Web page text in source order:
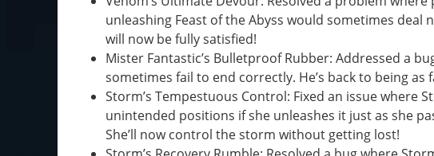
unleashing Feast of the Abyss would sometimes deal
will now be fully satisfied!
Mister Fantastic’s Bulletproof Rubber: Addressed a
sometimes fail to end correctly. He’s back to being as
Storm’s Tempestuous Control: Fixed an issue where
unintended positions if she unleashes it just as she
She’ll now control the storm without getting lost!